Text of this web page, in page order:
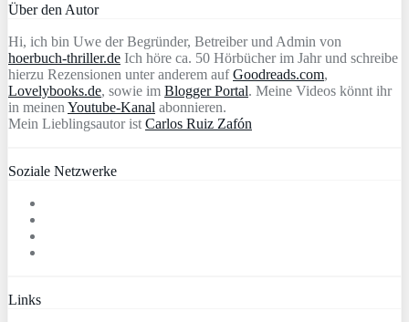
Über den Autor
Hi, ich bin Uwe der Begründer, Betreiber und Admin von
hoerbuch-thriller.de Ich höre ca. 50 Hörbücher im Jahr und schreibe
hierzu Rezensionen unter anderem aufGoodreads.com,
Lovelybooks.de, sowie im Blogger Portal. Meine Videos könnt ihr
in meinen Youtube-Kanal abonnieren.
Mein Lieblingsautor ist Carlos Ruiz Zafón
Soziale Netzwerke
Links